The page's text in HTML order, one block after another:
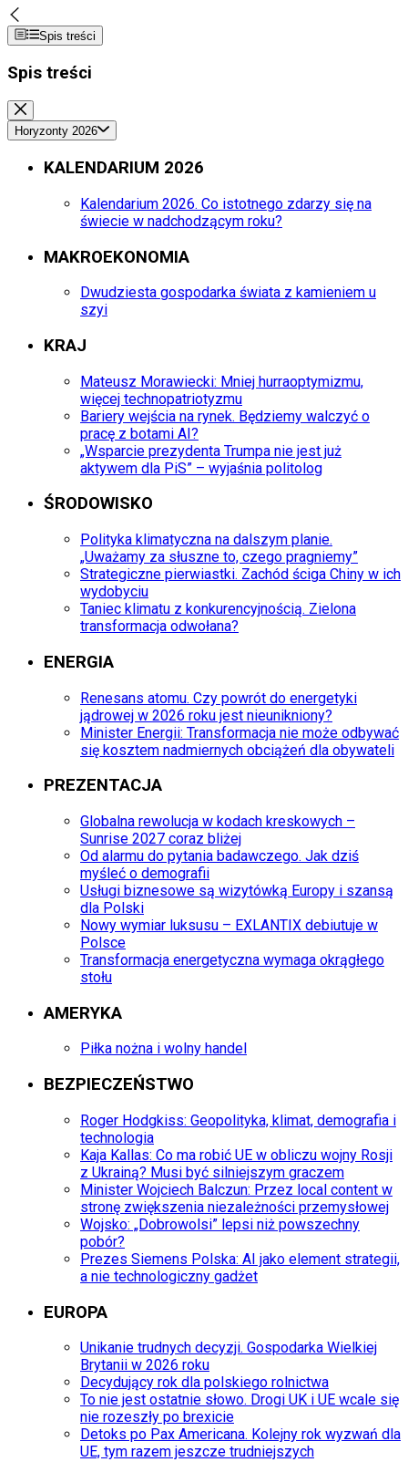
Spis treści
Spis treści
Horyzonty 2026
KALENDARIUM 2026
Kalendarium 2026. Co istotnego zdarzy się na
świecie w nadchodzącym roku?
MAKROEKONOMIA
Dwudziesta gospodarka świata z kamieniem u
szyi
KRAJ
Mateusz Morawiecki: Mniej hurraoptymizmu,
więcej technopatriotyzmu
Bariery wejścia na rynek. Będziemy walczyć o
pracę z botami AI?
„Wsparcie prezydenta Trumpa nie jest już
aktywem dla PiS” – wyjaśnia politolog
ŚRODOWISKO
Polityka klimatyczna na dalszym planie.
„Uważamy za słuszne to, czego pragniemy”
Strategiczne pierwiastki. Zachód ściga Chiny w ich
wydobyciu
Taniec klimatu z konkurencyjnością. Zielona
transformacja odwołana?
ENERGIA
Renesans atomu. Czy powrót do energetyki
jądrowej w 2026 roku jest nieunikniony?
Minister Energii: Transformacja nie może odbywać
się kosztem nadmiernych obciążeń dla obywateli
PREZENTACJA
Globalna rewolucja w kodach kreskowych –
Sunrise 2027 coraz bliżej
Od alarmu do pytania badawczego. Jak dziś
myśleć o demografii
Usługi biznesowe są wizytówką Europy i szansą
dla Polski
Nowy wymiar luksusu – EXLANTIX debiutuje w
Polsce
Transformacja energetyczna wymaga okrągłego
stołu
AMERYKA
Piłka nożna i wolny handel
BEZPIECZEŃSTWO
Roger Hodgkiss: Geopolityka, klimat, demografia i
technologia
Kaja Kallas: Co ma robić UE w obliczu wojny Rosji
z Ukrainą? Musi być silniejszym graczem
Minister Wojciech Balczun: Przez local content w
stronę zwiększenia niezależności przemysłowej
Wojsko: „Dobrowolsi” lepsi niż powszechny
pobór?
Prezes Siemens Polska: AI jako element strategii,
a nie technologiczny gadżet
EUROPA
Unikanie trudnych decyzji. Gospodarka Wielkiej
Brytanii w 2026 roku
Decydujący rok dla polskiego rolnictwa
To nie jest ostatnie słowo. Drogi UK i UE wcale się
nie rozeszły po brexicie
Detoks po Pax Americana. Kolejny rok wyzwań dla
UE, tym razem jeszcze trudniejszych